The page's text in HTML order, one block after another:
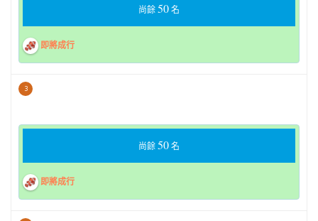
尚餘50名
即將成行
3
尚餘50名
即將成行